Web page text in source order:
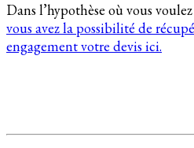
Dans l’hypothèse où vous
vous avez la possibilité de
engagement votre devis ici.